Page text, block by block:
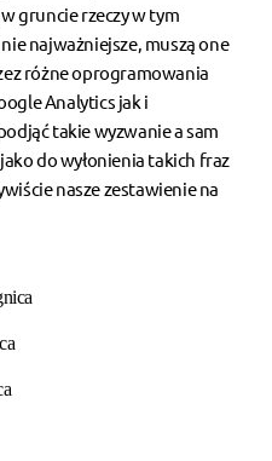
gruncie rzeczy w tym
najważniejsze, muszą one
różne oprogramowania
Analytics jak i
takie wyzwanie a sam
do wyłonienia takich fraz
nasze zestawienie na